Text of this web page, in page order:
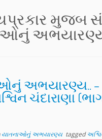
મુજબ
અભયારણ્ય.. –
ચંદારાણા
યાતનાઓનું અભયારણ્ય tagged